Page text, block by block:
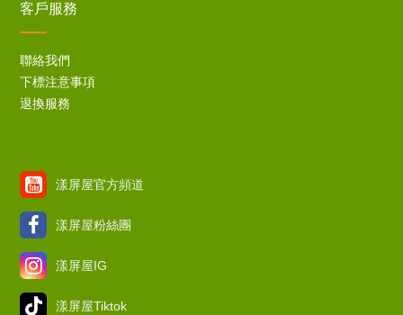
客戶服務
聯絡我們
下標注意事項
退換服務
漾屏屋官方頻道
漾屏屋粉絲團
漾屏屋IG
漾屏屋Tiktok